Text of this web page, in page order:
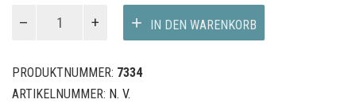
Mountains
IN DEN WARENKORB
PRODUKTNUMMER: 7334
ARTIKELNUMMER: N. V.